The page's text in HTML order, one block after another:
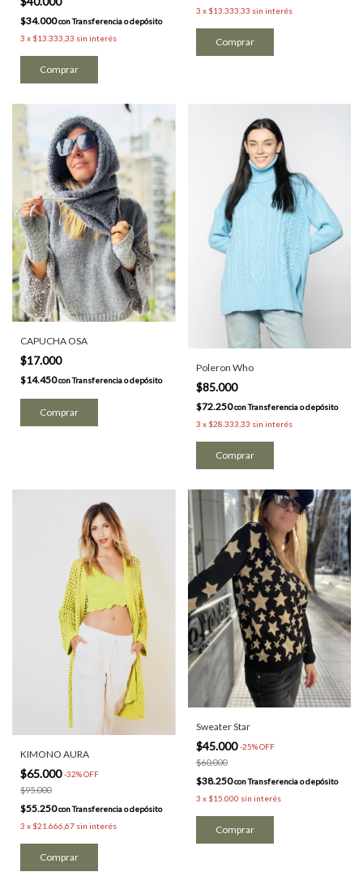
$34.000conTransferencia o depósito
3 x $13.333,33 sin interés
Comprar
3 x $13.333,33 sin interés
Comprar
CAPUCHA OSA
$17.000
$14.450conTransferencia o depósito
Comprar
Poleron Who
$85.000
$72.250conTransferencia o depósito
3 x $28.333,33 sin interés
Comprar
KIMONO AURA
$65.000-32%OFF
$95.000
$55.250conTransferencia o depósito
3 x $21.666,67 sin interés
Comprar
Sweater Star
$45.000-25%OFF
$60.000
$38.250conTransferencia o depósito
3 x $15.000 sin interés
Comprar